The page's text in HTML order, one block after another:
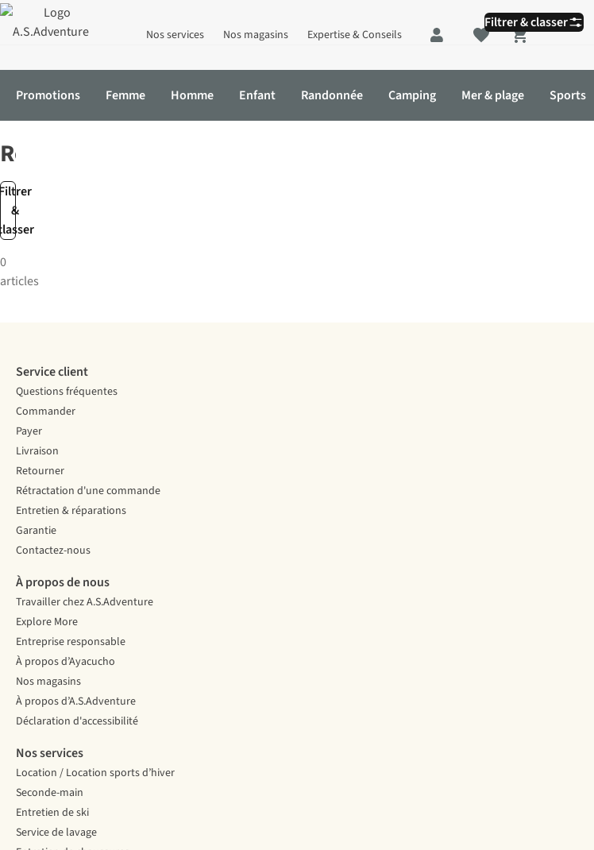
Nos services Nos magasins Expertise & Conseils
Shopping cart
Promotions Femme Homme Enfant Randonnée Camping Mer & plage Sports
&
Filtrer & classer
Reset
0
articles
Service client
Questions fréquentes
Commander
Payer
Livraison
Retourner
Rétractation d'une commande
Entretien & réparations
Garantie
Contactez-nous
À propos de nous
Travailler chez A.S.Adventure
Explore More
Entreprise responsable
À propos d’Ayacucho
Nos magasins
À propos d’A.S.Adventure
Déclaration d'accessibilité
Nos services
Location / Location sports d’hiver
Seconde-main
Entretien de ski
Service de lavage